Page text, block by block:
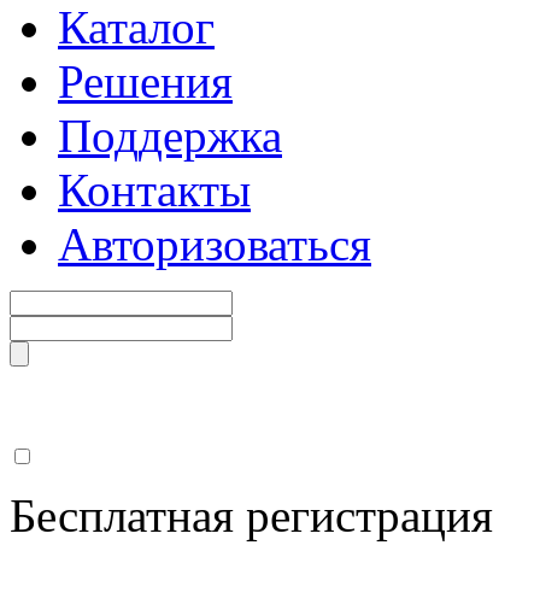
Каталог
Решения
Поддержка
Контакты
Авторизоваться
Бесплатная регистрация